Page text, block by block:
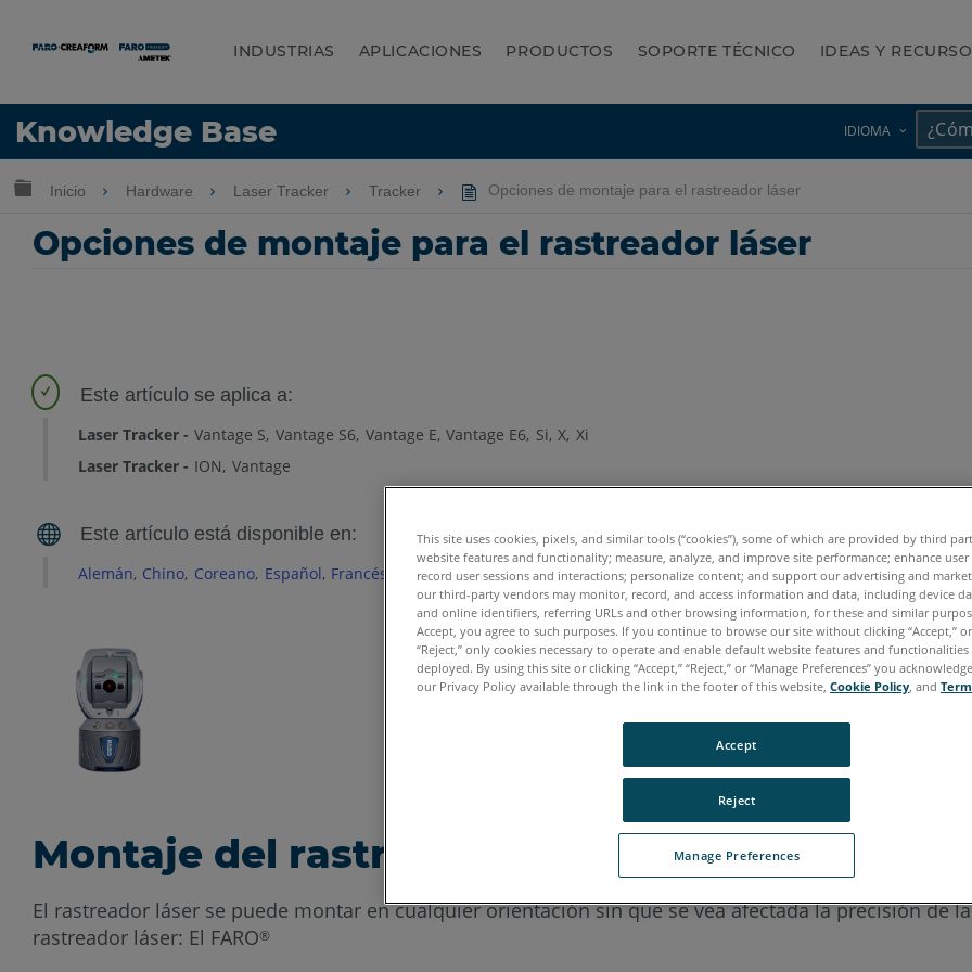
INDUSTRIAS APLICACIONES PRODUCTOS SOPORTE TÉCNICO IDEAS Y
Knowledge Base IDIOMA
Idioma
Expandir/contraer jerarquía global
Inicio Hardware Laser Tracker Tracker Opciones de montaje para el rastreador láser
Opciones de montaje para el rastreador láser
Laser Tracker Vantage S Vantage S6 Vantage E Vantage E6 Si X Xi
Laser Tracker
ION Vantage
Alemán Chino Coreano Español Francés Inglés Italiano Japonés Portugués
Montaje del rastreador láser
El rastreador láser se puede montar en cualquier orientación sin que se vea afectada la precisión de
rastreador láser: El FARO®
This site uses cookies, pixels, and similar tools (“cookies”), some of which are provided by third
website features and functionality; measure, analyze, and improve site performance; enhance user
record user sessions and interactions; personalize content; and support our advertising and
our third-party vendors may monitor, record, and access information and data, including device
and online identifiers, referring URLs and other browsing information, for these and similar
Accept, you agree to such purposes. If you continue to browse our site without clicking “Accept,”
“Reject,” only cookies necessary to operate and enable default website features and
deployed. By using this site or clicking “Accept,” “Reject,” or “Manage Preferences” you
our Privacy Policy available through the link in the footer of this website, Cookie Policy, and
Manage Preferences
Reject
Accept